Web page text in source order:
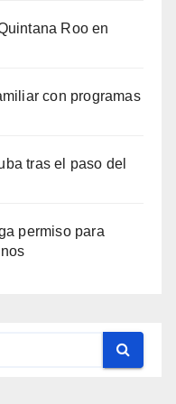
Roo en
con programas
tras el paso del
permiso para